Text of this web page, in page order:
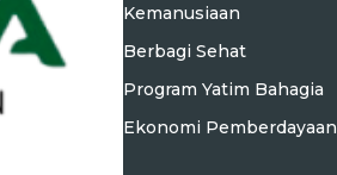
Kemanusiaan
Berbagi Sehat
Program Yatim Bahagia
Ekonomi Pemberdayaan